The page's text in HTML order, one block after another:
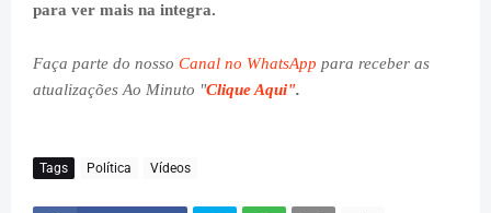
para ver mais na integra.
Faça parte do nosso Canal no WhatsApp para receber as
atualizações Ao Minuto "Clique Aqui".
Tags Política Vídeos